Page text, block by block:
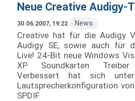
Neue Creative Audigy-
30.06.2007, 19:22 News
Creative hat für die Audigy
Audigy SE, sowie auch für
Live! 24-Bit neue Windows
XP Soundkarten Treiber
Verbessert hat sich
Lautsprecherkonfiguration
SPDIF